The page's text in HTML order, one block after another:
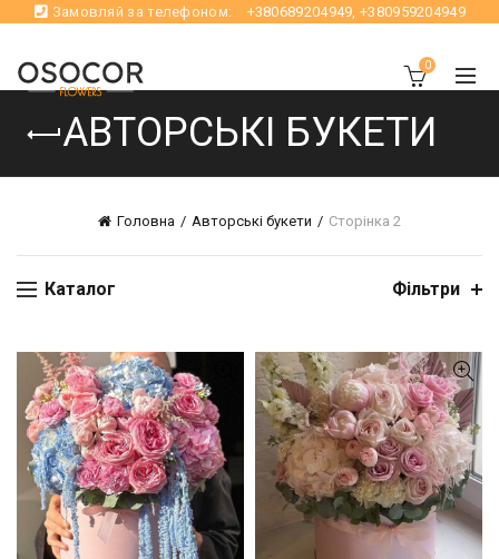
Замовляй за телефоном: +380689204949,+380959204949
0
АВТОРСЬКІ БУКЕТИ
Головна Авторські букети Сторінка 2
Каталог Фільтри